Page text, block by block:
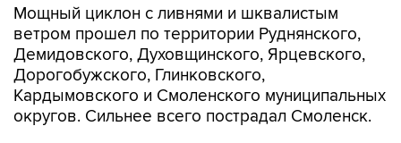
Мощный циклон с ливнями и шквалистым
ветром прошел по территории Руднянского,
Демидовского, Духовщинского, Ярцевского,
Дорогобужского, Глинковского,
Кардымовского и Смоленского муниципальных
округов. Сильнее всего пострадал Смоленск.